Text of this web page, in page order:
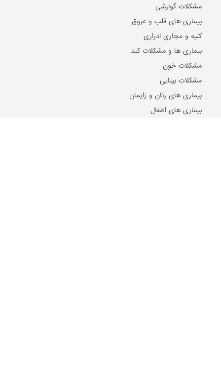
مشکلات گوارشی
بیماری های قلب و عروق
کلیه و مجاری ادراری
بیماری ها و مشکلات کبد
مشکلات خون
مشکلات بینایی
بیماری های زنان و زایمان
بیماری های اطفال